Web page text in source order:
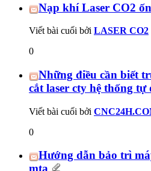
Nạp khí Laser CO2
Viết bài cuối bởi LASER CO2
0
Những điều cần biết
cắt laser cty hệ thống tự
Viết bài cuối bởi
0
Hướng dẫn bảo trì